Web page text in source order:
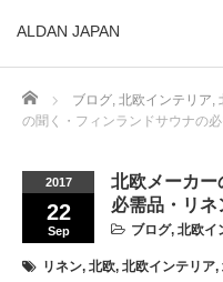
ALDAN JAPAN
Home ブログ, 北欧インテリア,
の聞く・フィンランドサウナの
2017
22
Sep
北欧メーカー
必需品・リ
ブログ, 北欧イ
リネン, 北欧, 北欧インテリア,